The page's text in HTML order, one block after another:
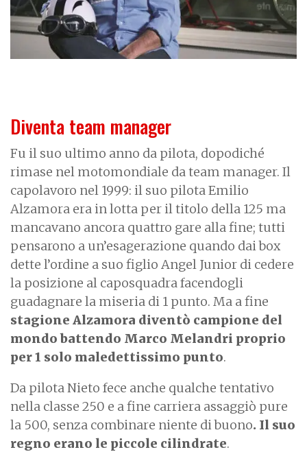
Diventa team manager
Fu il suo ultimo anno da pilota, dopodiché
rimase nel motomondiale da team manager. Il
capolavoro nel 1999: il suo pilota Emilio
Alzamora era in lotta per il titolo della 125 ma
mancavano ancora quattro gare alla fine; tutti
pensarono a un’esagerazione quando dai box
dette l’ordine a suo figlio Angel Junior di cedere
la posizione al caposquadra facendogli
guadagnare la miseria di 1 punto. Ma a fine
stagione Alzamora diventò campione del
mondo battendo Marco Melandri proprio
per 1 solo maledettissimo punto.
Da pilota Nieto fece anche qualche tentativo
nella classe 250 e a fine carriera assaggiò pure
la 500, senza combinare niente di buono. Il suo
regno erano le piccole cilindrate.